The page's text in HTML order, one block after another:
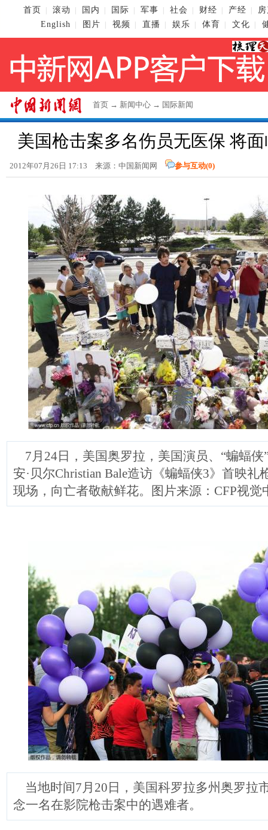
首页 滚动 国内 国际 军事 社会 财经 产经
English
图片 视频 直播 娱乐 体育 文化
首页 → 新闻中心 → 国际新闻
美国枪击案多名伤员无医保 将
2012年07月26日 17:13 来源： 中国新闻网 参与互动(0)
7月24日，美国奥罗拉，美国演员、“蝙蝠侠
安·贝尔Christian Bale造访《蝙蝠侠3》首映礼
现场，向亡者敬献鲜花。图片来源：CFP视
当地时间7月20日，美国科罗拉多州奥罗拉
念一名在影院枪击案中的遇难者。